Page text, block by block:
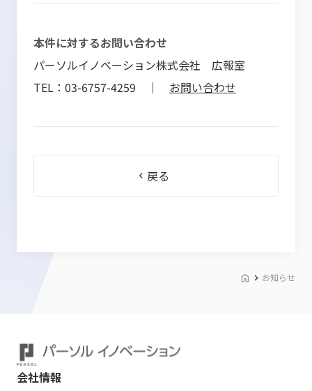
本件に対するお問い合わせ
パーソルイノベーション株式会社 広報室
TEL：03-6757-4259 ｜ お問い合わせ
戻る
お知らせ
会社情報